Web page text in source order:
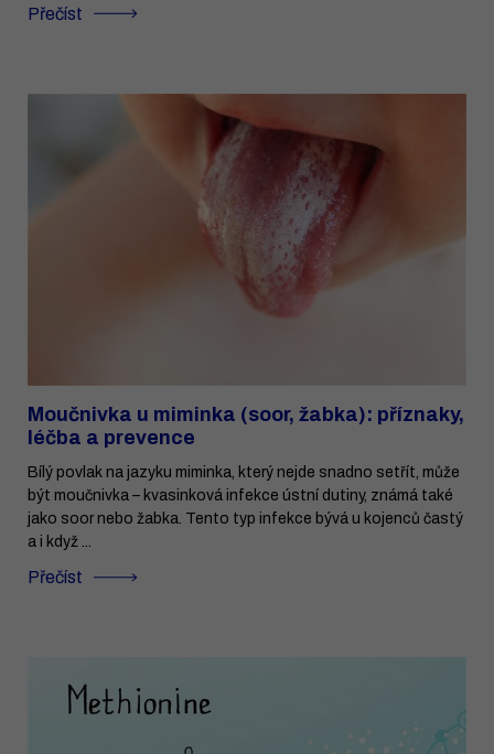
Přečíst
Moučnivka u miminka (soor, žabka): příznaky,
léčba a prevence
Bílý povlak na jazyku miminka, který nejde snadno setřít, může
být moučnivka – kvasinková infekce ústní dutiny, známá také
jako soor nebo žabka. Tento typ infekce bývá u kojenců častý
a i když ...
Přečíst